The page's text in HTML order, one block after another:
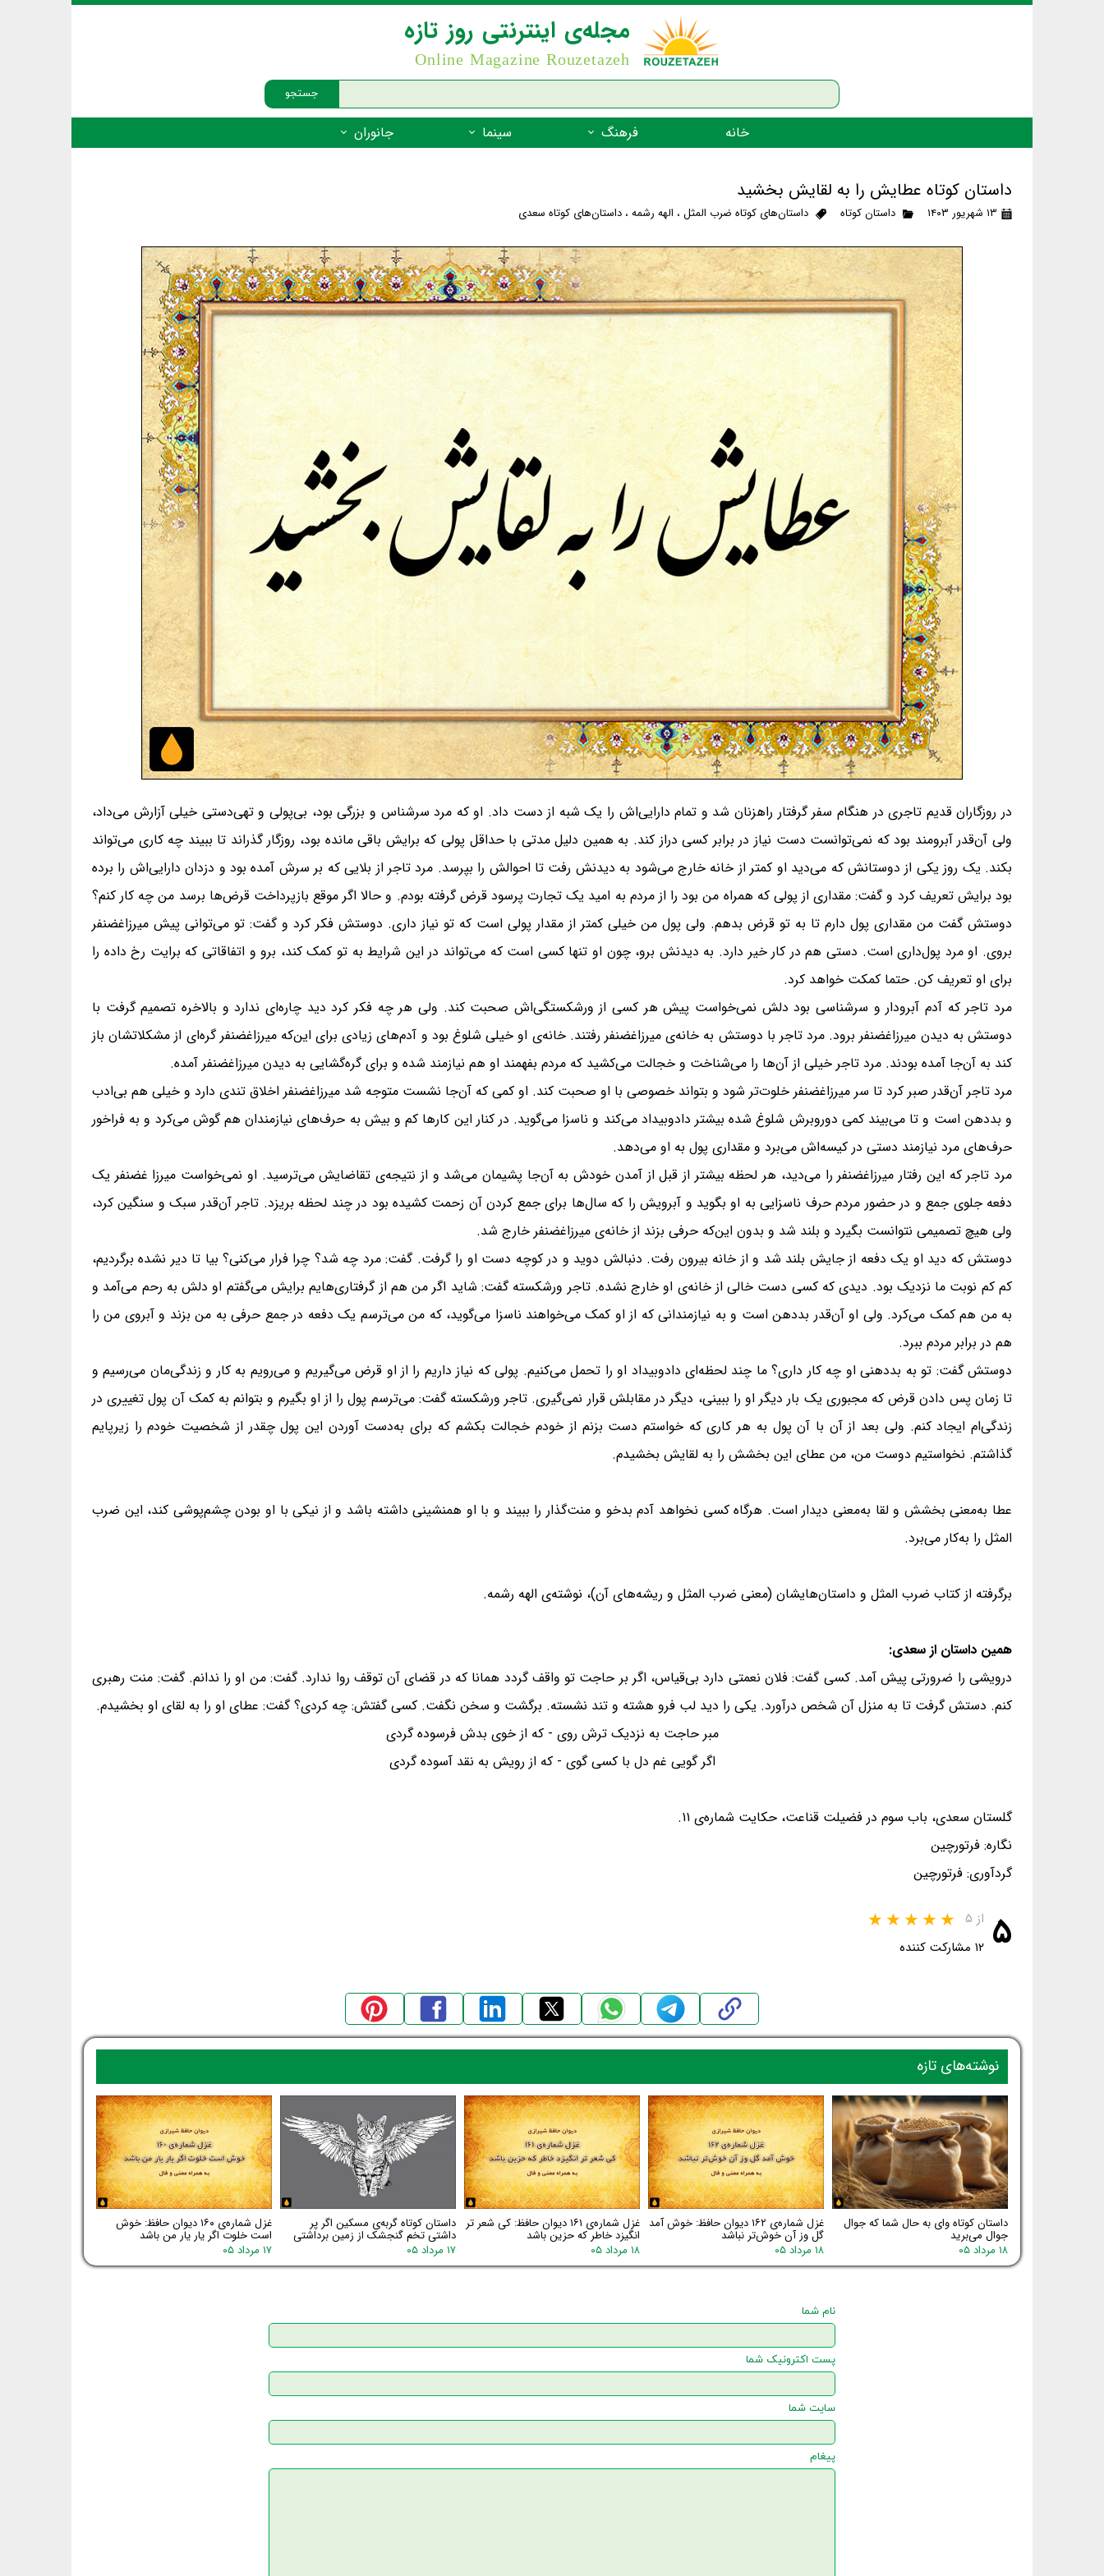
جستجو
مجله‌ی اینترنتی روز تازه
Online Magazine Rouzetazeh
خانه فرهنگ
ضرب المثل
شعر فارسی
زندگینامه‌ی بزرگان
گفتاورد
سینما جانوران
جانوران مهره‌دار - دوزیستان
جانوران مهره‌دار - ماهیان
جانوران مهره‌دار - فهرست‌ها
داستان کوتاه عطایش را به لقایش بخشید
۱۳ شهریور ۱۴۰۳ داستان کوتاه داستان‌های کوتاه ضرب المثل، الهه رشمه، داستان‌های کوتاه سعدی
در روزگاران قدیم تاجری در هنگام سفر گرفتار راهزنان شد و تمام دارایی‌اش را یک شبه از دست داد. او که مرد سرشناس و بزرگی بود، بی‌پولی و تهی‌دستی خیلی آزارش می‌داد،
ولی آن‌قدر آبرومند بود که نمی‌توانست دست نیاز در برابر کسی دراز کند. به همین دلیل مدتی با حداقل پولی که برایش باقی مانده بود، روزگار گذراند تا ببیند چه کاری می‌تواند
بکند. یک روز یکی از دوستانش که می‌دید او کمتر از خانه خارج می‌شود به دیدنش رفت تا احوالش را بپرسد. مرد تاجر از بلایی که بر سرش آمده بود و دزدان دارایی‌اش را برده
بود برایش تعریف کرد و گفت: مقداری از پولی که همراه من بود را از مردم به امید یک تجارت پرسود قرض گرفته بودم. و حالا اگر موقع بازپرداخت قرض‌ها برسد من چه کار کنم؟
دوستش گفت من مقداری پول دارم تا به تو قرض بدهم. ولی پول من خیلی کمتر از مقدار پولی است که تو نیاز داری. دوستش فکر کرد و گفت: تو می‌توانی پیش میرزاغضنفر
بروی. او مرد پول‌داری است. دستی هم در کار خیر دارد. به دیدنش برو، چون او تنها کسی است که می‌تواند در این شرایط به تو کمک کند، برو و اتفاقاتی که برایت رخ داده را
برای او تعریف کن. حتما کمکت خواهد کرد.
مرد تاجر که آدم آبرودار و سرشناسی بود دلش نمی‌خواست پیش هر کسی از ورشکستگی‌اش صحبت کند. ولی هر چه فکر کرد دید چاره‌ای ندارد و بالاخره تصمیم گرفت با
دوستش به دیدن میرزاغضنفر برود. مرد تاجر با دوستش به خانه‌ی میرزاغضنفر رفتند. خانه‌ی او خیلی شلوغ بود و آدم‌های زیادی برای این‌که میرزاغضنفر گره‌ای از مشکلاتشان باز
کند به آن‌جا آمده بودند. مرد تاجر خیلی از آن‌ها را می‌شناخت و خجالت می‌کشید که مردم بفهمند او هم نیازمند شده و برای گره‌گشایی به دیدن میرزاغضنفر آمده.
مرد تاجر آن‌قدر صبر کرد تا سر میرزاغضنفر خلوت‌تر شود و بتواند خصوصی با او صحبت کند. او کمی که آن‌جا نشست متوجه شد میرزاغضنفر اخلاق تندی دارد و خیلی هم بی‌ادب
و بددهن است و تا می‌بیند کمی دوروبرش شلوغ شده بیشتر دادوبیداد می‌کند و ناسزا می‌گوید. در کنار این کارها کم و بیش به حرف‌های نیازمندان هم گوش می‌کرد و به فراخور
حرف‌های مرد نیازمند دستی در کیسه‌اش می‌برد و مقداری پول به او می‌دهد.
مرد تاجر که این رفتار میرزاغضنفر را می‌دید، هر لحظه بیشتر از قبل از آمدن خودش به آن‌جا پشیمان می‌شد و از نتیجه‌ی تقاضایش می‌ترسید. او نمی‌خواست میرزا غضنفر یک
دفعه جلوی جمع و در حضور مردم حرف ناسزایی به او بگوید و آبرویش را که سال‌ها برای جمع کردن آن زحمت کشیده بود در چند لحظه بریزد. تاجر آن‌قدر سبک و سنگین کرد،
ولی هیچ تصمیمی نتوانست بگیرد و بلند شد و بدون این‌که حرفی بزند از خانه‌ی میرزاغضنفر خارج شد.
دوستش که دید او یک دفعه از جایش بلند شد و از خانه بیرون رفت. دنبالش دوید و در کوچه دست او را گرفت. گفت: مرد چه شد؟ چرا فرار می‌کنی؟ بیا تا دیر نشده برگردیم،
کم کم نوبت ما نزدیک بود. دیدی که کسی دست خالی از خانه‌ی او خارج نشده. تاجر ورشکسته گفت: شاید اگر من هم از گرفتاری‌هایم برایش می‌گفتم او دلش به رحم می‌آمد و
به من هم کمک می‌کرد. ولی او آن‌قدر بددهن است و به نیازمندانی که از او کمک می‌خواهند ناسزا می‌گوید، که من می‌ترسم یک دفعه در جمع حرفی به من بزند و آبروی من را
هم در برابر مردم ببرد.
دوستش گفت: تو به بددهنی او چه کار داری؟ ما چند لحظه‌ای دادوبیداد او را تحمل می‌کنیم. پولی که نیاز داریم را از او قرض می‌گیریم و می‌رویم به کار و زندگی‌مان می‌رسیم و
تا زمان پس دادن قرض که مجبوری یک بار دیگر او را ببینی، دیگر در مقابلش قرار نمی‌گیری. تاجر ورشکسته گفت:‌ می‌ترسم پول را از او بگیرم و بتوانم به کمک آن پول تغییری در
زندگی‌ام ایجاد کنم. ولی بعد از آن با آن پول به هر کاری که خواستم دست بزنم از خودم خجالت بکشم که برای به‌دست آوردن این پول چقدر از شخصیت خودم را زیرپایم
گذاشتم. نخواستیم دوست من، من عطای این بخشش را به لقایش بخشیدم.
عطا به‌معنی بخشش و لقا به‌معنی دیدار است. هرگاه کسی نخواهد آدم بدخو و منت‌گذار را ببیند و با او همنشینی داشته باشد و از نیکی با او بودن چشم‌پوشی کند، این ضرب
المثل را به‌کار می‌برد.
برگرفته از کتاب ضرب المثل و داستان‌هایشان (معنی ضرب المثل و ریشه‌های آن)، نوشته‌ی الهه رشمه.
همین داستان از سعدی:
درویشی را ضرورتی پیش آمد. کسی گفت: فلان نعمتی دارد بی‌قیاس، اگر بر حاجت تو واقف گردد همانا که در قضای آن توقف روا ندارد. گفت: من او را ندانم. گفت: منت رهبری
کنم. دستش گرفت تا به منزل آن شخص درآورد. یکی را دید لب فرو هشته و تند نشسته. برگشت و سخن نگفت. کسی گفتش: چه کردی؟ گفت: عطای او را به لقای او بخشیدم.
مبر حاجت به نزدیک ترش روی - که از خوی بدش فرسوده گردی
اگر گویی غم دل با کسی گوی - که از رویش به نقد آسوده گردی
گلستان سعدی، باب سوم در فضیلت قناعت، حکایت شماره‌ی ۱۱.
نگاره: فرتورچین
گردآوری: فرتورچین
۵ از ۵
۱۲ مشارکت کننده
داستان کوتاه وای به حال شما که جوال
جوال می‌برید
۱۸ مرداد ۰۵
غزل شماره‌ی ۱۶۲ دیوان حافظ: خوش آمد
گل وز آن خوش‌تر نباشد
۱۸ مرداد ۰۵
غزل شماره‌ی ۱۶۱ دیوان حافظ: کی شعر تر
انگیزد خاطر که حزین باشد
۱۸ مرداد ۰۵
داستان کوتاه گربه‌ی مسکین اگر پر
داشتی تخم گنجشک از زمین برداشتی
۱۷ مرداد ۰۵
غزل شماره‌ی ۱۶۰ دیوان حافظ: خوش
است خلوت اگر یار یار من باشد
۱۷ مرداد ۰۵
نوشته‌های تازه
نام شما
پست اکترونیک شما
سایت شما
پیغام